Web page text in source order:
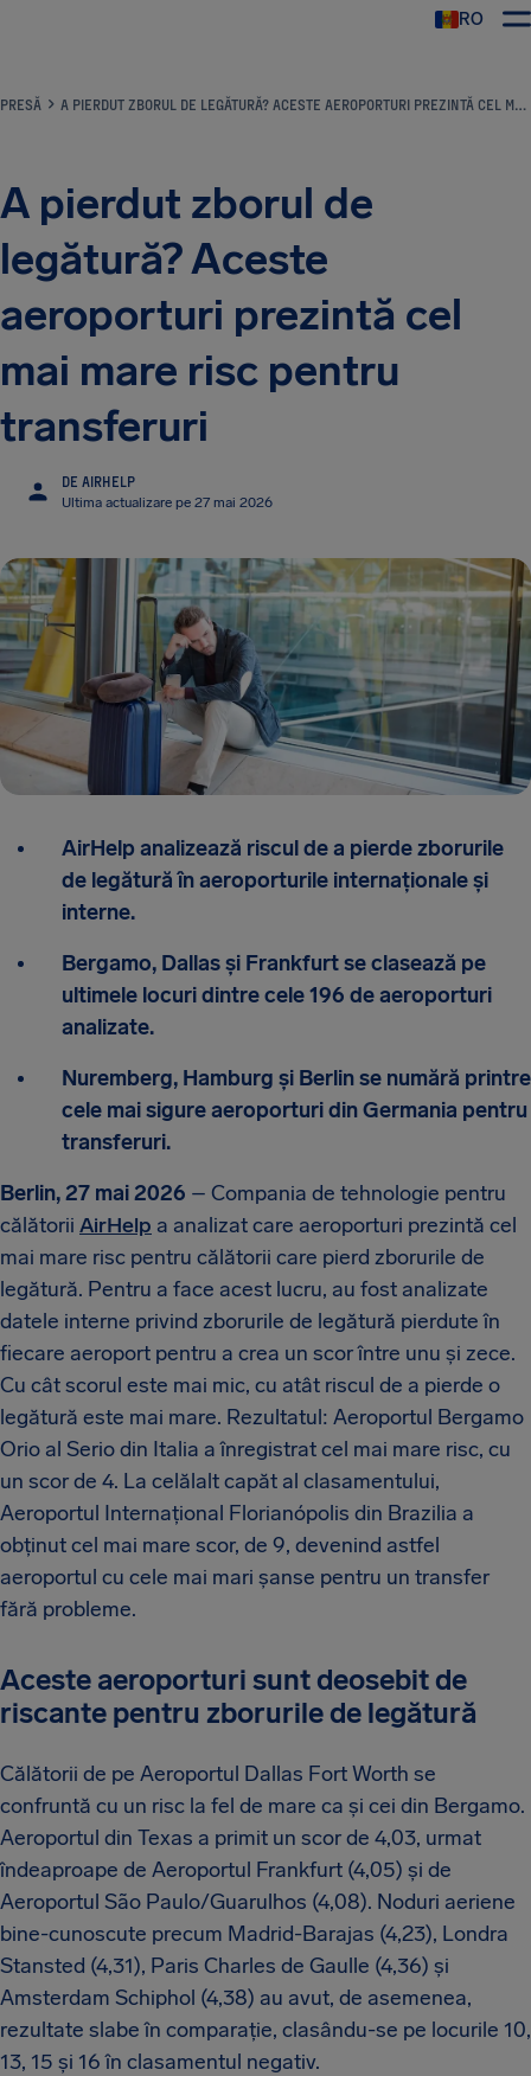
RO
PRESĂ A PIERDUT ZBORUL DE LEGĂTURĂ? ACESTE AEROPORTURI PREZINTĂ CEL MAI MARE RISC PENTRU TRANSFERURI
A pierdut zborul de
legătură? Aceste
aeroporturi prezintă cel
mai mare risc pentru
transferuri
DE AIRHELP
Ultima actualizare pe 27 mai 2026
AirHelp analizează riscul de a pierde zborurile
de legătură în aeroporturile internaționale și
interne.
Bergamo, Dallas și Frankfurt se clasează pe
ultimele locuri dintre cele 196 de aeroporturi
analizate.
Nuremberg, Hamburg și Berlin se numără printre
cele mai sigure aeroporturi din Germania pentru
transferuri.
Berlin, 27 mai 2026 – Compania de tehnologie pentru
călătorii AirHelp a analizat care aeroporturi prezintă cel
mai mare risc pentru călătorii care pierd zborurile de
legătură. Pentru a face acest lucru, au fost analizate
datele interne privind zborurile de legătură pierdute în
fiecare aeroport pentru a crea un scor între unu și zece.
Cu cât scorul este mai mic, cu atât riscul de a pierde o
legătură este mai mare. Rezultatul: Aeroportul Bergamo
Orio al Serio din Italia a înregistrat cel mai mare risc, cu
un scor de 4. La celălalt capăt al clasamentului,
Aeroportul Internațional Florianópolis din Brazilia a
obținut cel mai mare scor, de 9, devenind astfel
aeroportul cu cele mai mari șanse pentru un transfer
fără probleme.
Aceste aeroporturi sunt deosebit de
riscante pentru zborurile de legătură
Călătorii de pe Aeroportul Dallas Fort Worth se
confruntă cu un risc la fel de mare ca și cei din Bergamo.
Aeroportul din Texas a primit un scor de 4,03, urmat
îndeaproape de Aeroportul Frankfurt (4,05) și de
Aeroportul São Paulo/Guarulhos (4,08). Noduri aeriene
bine-cunoscute precum Madrid-Barajas (4,23), Londra
Stansted (4,31), Paris Charles de Gaulle (4,36) și
Amsterdam Schiphol (4,38) au avut, de asemenea,
rezultate slabe în comparație, clasându-se pe locurile 10,
13, 15 și 16 în clasamentul negativ.